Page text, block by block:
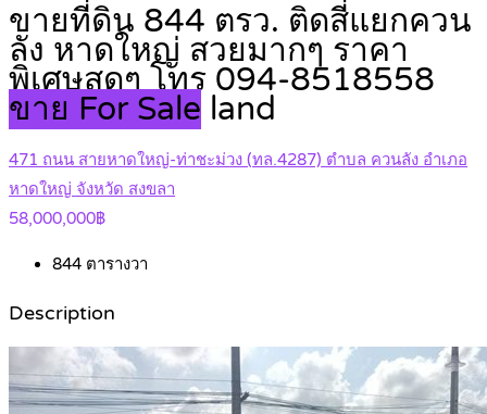
ขายที่ดิน 844 ตรว. ติดสี่แยกควน
ลัง หาดใหญ่ สวยมากๆ ราคา
พิเศษสุดๆ โทร 094-8518558
ขาย For Sale land
471 ถนน สายหาดใหญ่-ท่าชะม่วง (ทล.4287) ตำบล ควนลัง อำเภอ
หาดใหญ่ จังหวัด สงขลา
58,000,000฿
844 ตารางวา
Description